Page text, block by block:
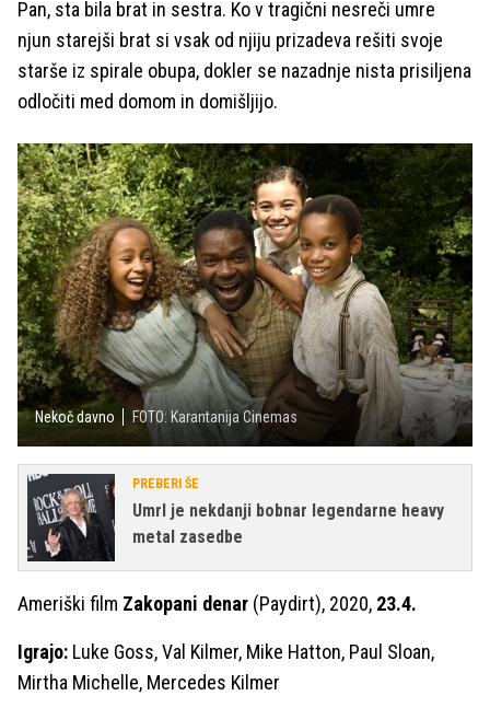
Pan, sta bila brat in sestra. Ko v tragični nesreči umre
njun starejši brat si vsak od njiju prizadeva rešiti svoje
starše iz spirale obupa, dokler se nazadnje nista prisiljena
odločiti med domom in domišljijo.
Nekoč davno FOTO: Karantanija Cinemas
PREBERI ŠE
Umrl je nekdanji bobnar legendarne heavy
metal zasedbe
Ameriški film Zakopani denar (Paydirt), 2020, 23.4.
Igrajo: Luke Goss, Val Kilmer, Mike Hatton, Paul Sloan,
Mirtha Michelle, Mercedes Kilmer